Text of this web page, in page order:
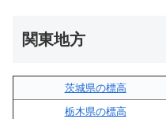
関東地方
茨城県の標高
栃木県の標高